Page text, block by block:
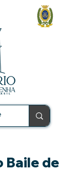
Baile de